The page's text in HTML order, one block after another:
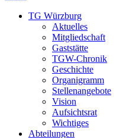
TG Würzburg
Aktuelles
Mitgliedschaft
Gaststätte
TGW-Chronik
Geschichte
Organigramm
Stellenangebote
Vision
Aufsichtsrat
Wichtiges
Abteilungen